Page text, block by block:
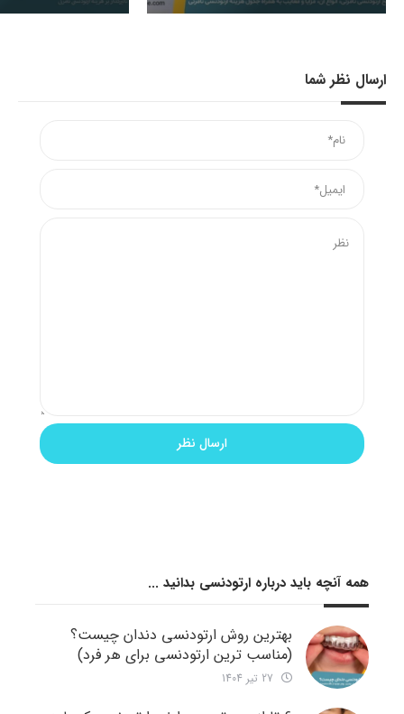
ارسال نظر شما
همه آنچه باید درباره ارتودنسی بدانید ...
بهترین روش ارتودنسی دندان چیست؟
(مناسب ترین ارتودنسی برای هر فرد)